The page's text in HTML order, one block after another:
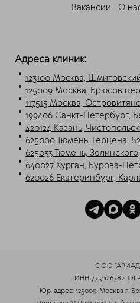
Вакансии
О
Адреса клиник:
123100 Москва,
125009 Москва, Брюсов
117513 Москва,
199406 Санкт-Петербург,
420124 Казань,
625000 Тюмень, Герцена,
625033 Тюмень,
640027 Курган, Бурова-
620026 Екатеринбург,
ООО
ИНН 7751146782
Юр. адрес: 125009, Москва г,
Свяжитесь с нами через